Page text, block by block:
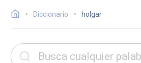
Diccionario holgar